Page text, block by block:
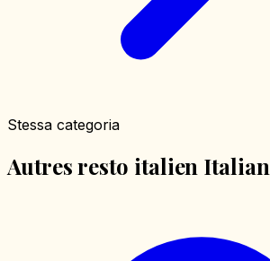
Stessa categoria
Autres resto italien Italian